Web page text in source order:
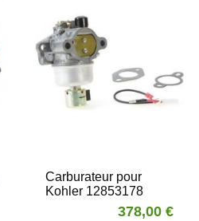
Carburateur pour
Kohler 12853178
378,00 €